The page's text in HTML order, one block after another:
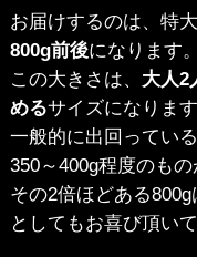
お届けするのは、特
800g前後になります。
この大きさは、 大人2
めるサイズになります
一般的に出回ってい
350～400g程度のもの
その2倍ほどある
としてもお喜び頂いて